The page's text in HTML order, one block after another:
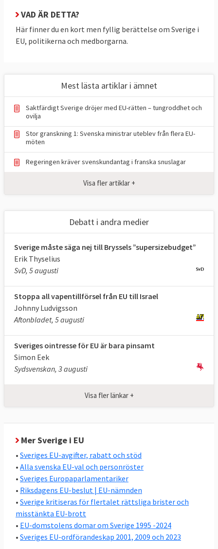
I regeringsförklaringen
upprepade statsminister Ulf Kristersson (M)
tidigare statsministrars uttalanden om EU:s
– Det europeiska samarbetet och dess
värdegemenskap är viktigare än någonsin –
för Sveriges säkerhet, konkurrenskraft,
klimatarbete och globala inflytande, sade
statsminister Ulf Kristersson (M) i
riksdagen.
Det kan jämföras med förra regeringen
Sveriges viktigaste utrikes- och
säkerhetspolitiska arena” och “Det handlar
om jobben, eftersom EU är vår viktigaste
marknad”.
Sammantaget, visar Europaportalens
undersökningar, tycks syftet med det
svenska EU-medlemskapet framför allt vara
att stärka landets ekonomi och utrikes- och
Två andra utmärkande drag i svensk EU-
politik är den relativt höga graden av
Sverige oavsett regering nästan alltid
Stor enighet i svensk EU-politik
Den ordinarie lagstiftningen i EU beslutas av
det folkvalda Europaparlamentet och EU-
ländernas regeringar i ministerrådet
tillsammans. I riksdagsvalet 2022 valde
svenska folket vilka partier som ska styra
svensk EU-politik i ministerrådet. Ordningen
är att riksdagens EU-nämnd, där alla partier
är representerade, bestämmer EU-politiken
VAD ÄR DETTA?
Här finner du en kort men fyllig berättelse om Sverige i
EU, politikerna och medborgarna.
Mest lästa artiklar i ämnet
Saktfärdigt Sverige dröjer med EU-rätten – tungroddhet och
ovilja
Stor granskning 1: Svenska ministrar uteblev från flera EU-
möten
Regeringen kräver svenskundantag i franska snuslagar
Visa fler artiklar +
Debatt i andra medier
Sverige måste säga nej till Bryssels ”supersizebudget”
Erik Thyselius
SvD, 5 augusti
Stoppa all vapentillförsel från EU till Israel
Johnny Ludvigsson
Aftonbladet, 5 augusti
Sveriges ointresse för EU är bara pinsamt
Simon Eek
Sydsvenskan, 3 augusti
Visa fler länkar +
Mer Sverige i EU
• Sveriges EU-avgifter, rabatt och stöd
• Alla svenska EU-val och personröster
• Sveriges Europaparlamentariker
• Riksdagens EU-beslut | EU-nämnden
• Sverige kritiseras för flertalet rättsliga brister och
misstänkta EU-brott
• EU-domstolens domar om Sverige 1995 -2024
• Sveriges EU-ordförandeskap 2001, 2009 och 2023